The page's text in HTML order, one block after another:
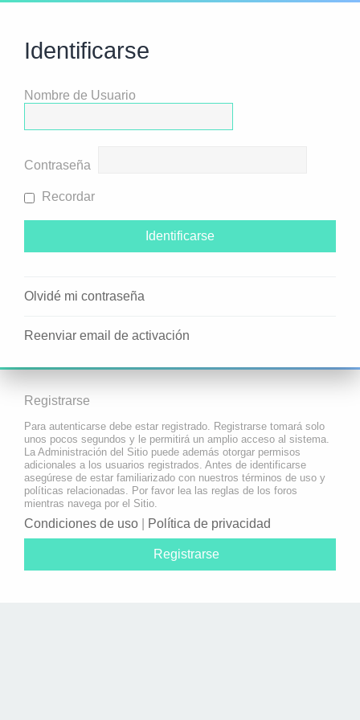
Identificarse
Nombre de Usuario
Contraseña
Recordar
Olvidé mi contraseña
Reenviar email de activación
Registrarse
Para autenticarse debe estar registrado. Registrarse tomará solo
unos pocos segundos y le permitirá un amplio acceso al sistema.
La Administración del Sitio puede además otorgar permisos
adicionales a los usuarios registrados. Antes de identificarse
asegúrese de estar familiarizado con nuestros términos de uso y
políticas relacionadas. Por favor lea las reglas de los foros
mientras navega por el Sitio.
Condiciones de uso Política de privacidad
Registrarse